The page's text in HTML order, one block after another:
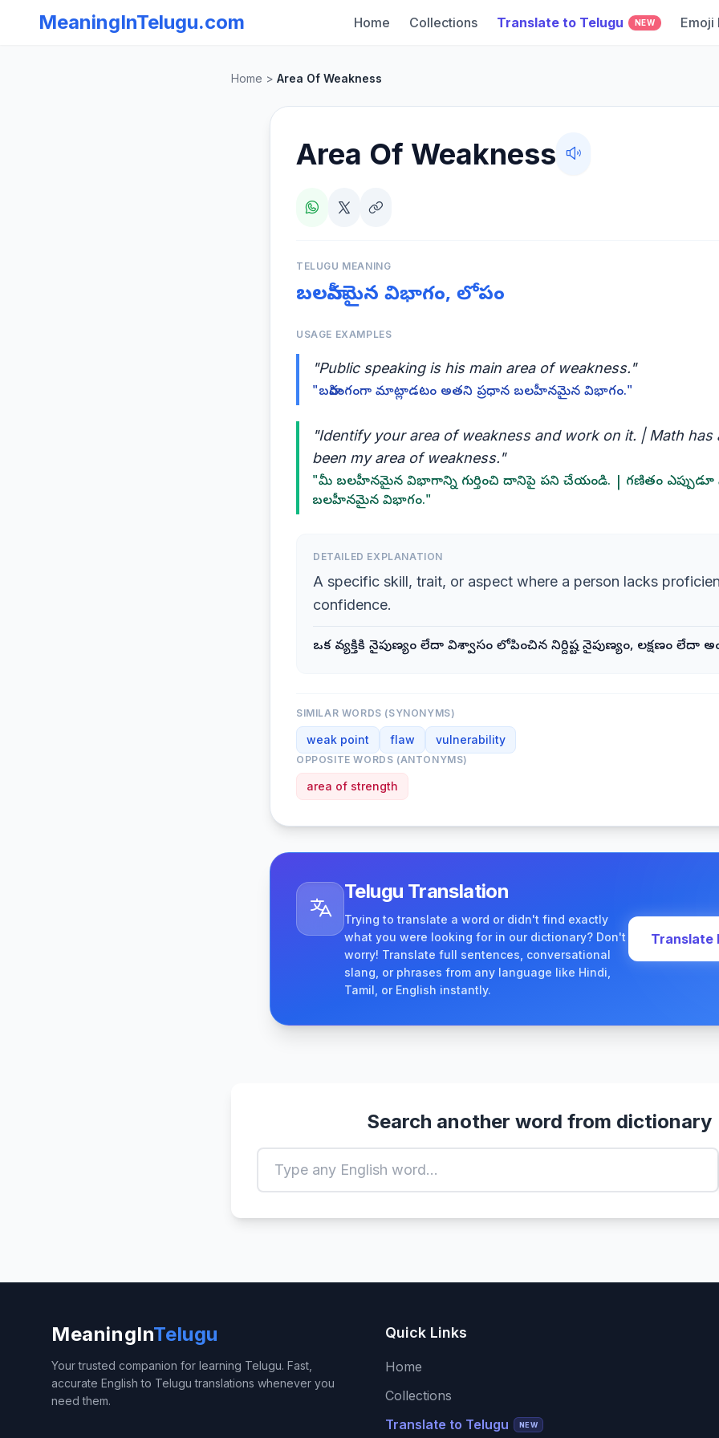
MeaningInTelugu.com Home Collections Translate to Telugu NEW Emoji
Home > Area Of Weakness
Area Of Weakness
TELUGU MEANING
బలహీనమైన విభాగం, లోపం
USAGE EXAMPLES
"Public speaking is his main area of weakness."
"బహిరంగంగా మాట్లాడటం అతని ప్రధాన బలహీనమైన విభాగం."
"Identify your area of weakness and work on it. | Math has
been my area of weakness."
"మీ బలహీనమైన విభాగాన్ని గుర్తించి దానిపై పని చేయండి. | గణితం
బలహీనమైన విభాగం."
DETAILED EXPLANATION
A specific skill, trait, or aspect where a person lacks
confidence.
ఒక వ్యక్తికి నైపుణ్యం లేదా విశ్వాసం లోపించిన నిర్దిష్ట నైపుణ్యం, లక్షణం లేదా
SIMILAR WORDS (SYNONYMS)
weak point flaw vulnerability
OPPOSITE WORDS (ANTONYMS)
area of strength
Telugu Translation
Trying to translate a word or didn't find exactly
what you were looking for in our dictionary? Don't
worry! Translate full sentences, conversational
slang, or phrases from any language like Hindi,
Tamil, or English instantly.
Translate
Search another word from dictionary
MeaningInTelugu
Your trusted companion for learning Telugu. Fast,
accurate English to Telugu translations whenever you
need them.
Quick Links
Home
Collections
Translate to Telugu
NEW